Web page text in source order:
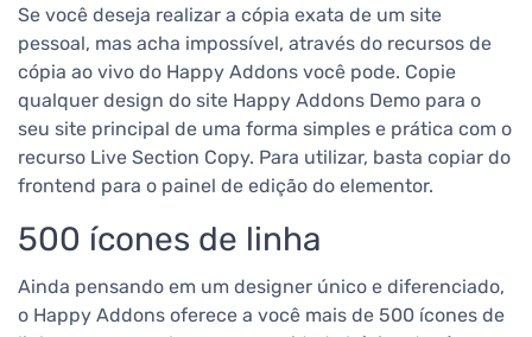
Se você deseja realizar a cópia exata de um site
pessoal, mas acha impossível, através do recursos de
cópia ao vivo do Happy Addons você pode. Copie
qualquer design do site Happy Addons Demo para o
seu site principal de uma forma simples e prática com o
recurso Live Section Copy. Para utilizar, basta copiar do
frontend para o painel de edição do elementor.
500 ícones de linha
Ainda pensando em um designer único e diferenciado,
o Happy Addons oferece a você mais de 500 ícones de